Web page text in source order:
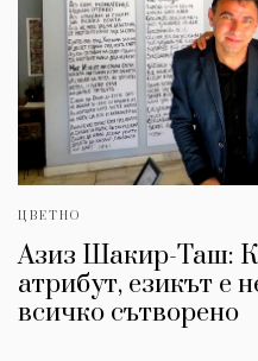
ЦВЕТНО
Азиз Шакир-Таш:
атрибут, езикът е
всичко сътворено